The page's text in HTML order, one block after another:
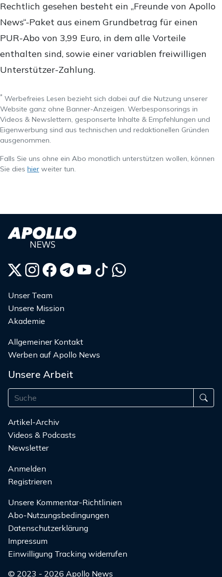
Rechtlich gesehen besteht ein „Freunde von Apollo
News“-Paket aus einem Grundbetrag für einen
PUR-Abo von 3,99 Euro, in dem alle Vorteile
enthalten sind, sowie einer variablen freiwilligen
Unterstützer-Zahlung.
* Werbefreies Lesen bezieht sich dabei auf die Nutzung unserer
Website ganz ohne Banner-Anzeigen. Werbesponsorings in
Videos & Newslettern, gesponserte Inhalte & Empfehlungen und
Eigenwerbung sind aus technischen und redaktionellen Gründen
ausgenommen.
Falls Sie uns ohne ein Abo monatlich unterstützen wollen, können
Sie dies hier weiter tun.
Unser Team
Unsere Mission
Akademie
Allgemeiner Kontakt
Werben auf Apollo News
Unsere Arbeit
Artikel-Archiv
Videos & Podcasts
Newsletter
Anmelden
Registrieren
Unsere Kommentar-Richtlinien
Abo-Nutzungsbedingungen
Datenschutzerklärung
Impressum
Einwilligung Tracking widerrufen
© 2023 - 2026 Apollo News